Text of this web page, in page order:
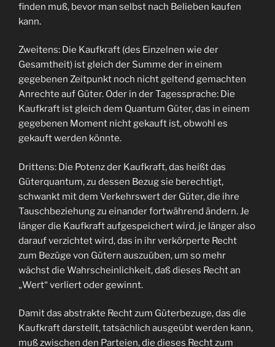
finden muß, bevor man selbst nach Belieben kaufen
kann.
Zweitens: Die Kaufkraft (des Einzelnen wie der
Gesamtheit) ist gleich der Summe der in einem
gegebenen Zeitpunkt noch nicht geltend gemachten
Anrechte auf Güter. Oder in der Tagessprache: Die
Kaufkraft ist gleich dem Quantum Güter, das in einem
gegebenen Moment nicht gekauft ist, obwohl es
gekauft werden könnte.
Drittens: Die Potenz der Kaufkraft, das heißt das
Güterquantum, zu dessen Bezug sie berechtigt,
schwankt mit dem Verkehrswert der Güter, die ihre
Tauschbeziehung zu einander fortwährend ändern. Je
länger die Kaufkraft aufgespeichert wird, je länger also
darauf verzichtet wird, das in ihr verkörperte Recht
zum Bezüge von Gütern auszuüben, um so mehr
wächst die Wahrscheinlichkeit, daß dieses Recht an
„Wert“ verliert oder gewinnt.
Damit das abstrakte Recht zum Güterbezuge, das die
Kaufkraft darstellt, tatsächlich ausgeübt werden kann,
muß zwischen den Parteien, die dieses Recht zum